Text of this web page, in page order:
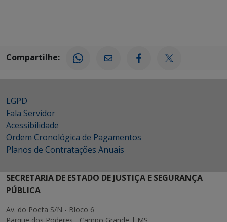
Compartilhe:
LGPD
Fala Servidor
Acessibilidade
Ordem Cronológica de Pagamentos
Planos de Contratações Anuais
SECRETARIA DE ESTADO DE JUSTIÇA E SEGURANÇA
PÚBLICA
Av. do Poeta S/N - Bloco 6